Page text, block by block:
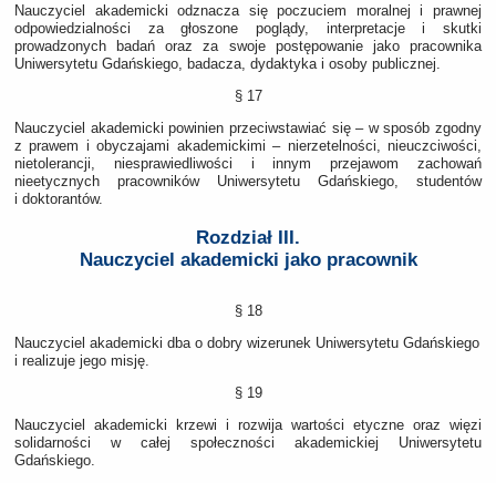
Nauczyciel akademicki odznacza się poczuciem moralnej i prawnej
odpowiedzialności za głoszone poglądy, interpretacje i skutki
prowadzonych badań oraz za swoje postępowanie jako pracownika
Uniwersytetu Gdańskiego, badacza, dydaktyka i osoby publicznej.
§ 17
Nauczyciel akademicki powinien przeciwstawiać się – w sposób zgodny
z prawem i obyczajami akademickimi – nierzetelności, nieuczciwości,
nietolerancji, niesprawiedliwości i innym przejawom zachowań
nieetycznych pracowników Uniwersytetu Gdańskiego, studentów
i doktorantów.
Rozdział III.
Nauczyciel akademicki jako pracownik
§ 18
Nauczyciel akademicki dba o dobry wizerunek Uniwersytetu Gdańskiego
i realizuje jego misję.
§ 19
Nauczyciel akademicki krzewi i rozwija wartości etyczne oraz więzi
solidarności w całej społeczności akademickiej Uniwersytetu
Gdańskiego.